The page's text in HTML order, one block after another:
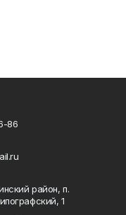
86
район, п.
1